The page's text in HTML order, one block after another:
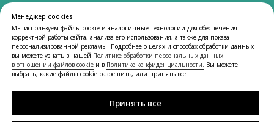
© 2025 Институт красоты «Новая Эра».
Все изображения, логотипы и товарные знаки,
используемые на сайте, предназначены исключительно
для иллюстративных целей.
Если вы являетесь правообладателем какого-либо
материала и считаете, что его использование нарушает
удаления или корректного оформления.
Менеджер cookies
Мы используем файлы cookie и аналогичные технологии для обеспечения
корректной работы сайта, анализа его использования, а также для показа
персонализированной рекламы. Подробнее о целях и способах обработки данных
вы можете узнать в нашей Политике обработки персональных данных
в отношении файлов cookie и в Политике конфиденциальности. Вы можете
выбрать, какие файлы cookie разрешить, или принять все.
Принять все